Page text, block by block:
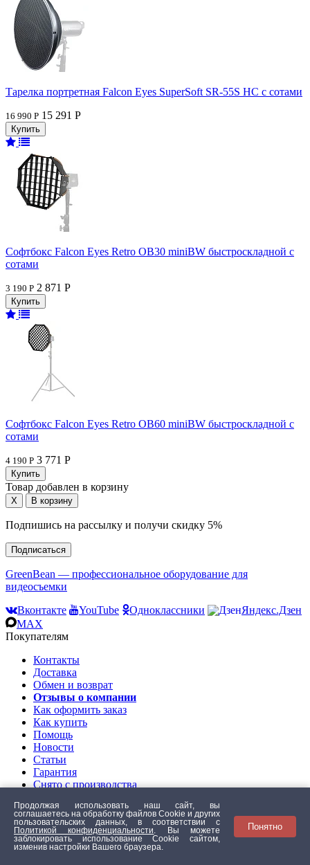
Тарелка портретная Falcon Eyes SuperSoft SR-55S HC c сотами
16 990 Р 15 291 Р
Софтбокс Falcon Eyes Retro OB30 miniBW быстроскладной с
сотами
3 190 Р 2 871 Р
Софтбокс Falcon Eyes Retro OB60 miniBW быстроскладной с
сотами
4 190 Р 3 771 Р
Товар добавлен в корзину
Подпишись на рассылку и получи скидку 5%
Подписаться
GreenBean — профессиональное оборудование для
видеосъемки
Вконтакте
YouTube Одноклассники
Яндекс.Дзен
MAX
Покупателям
Контакты
Доставка
Обмен и возврат
Отзывы о компании
Как оформить заказ
Как купить
Помощь
Новости
Статьи
Гарантия
Снято с производства
Согласие использования
Обработка данных
Оптовикам
О нас
Продолжая использовать наш сайт, вы
соглашаетесь на обработку файлов Сookie и других
пользовательских данных, в соответствии с
Политикой конфиденциальности
. Вы можете
заблокировать использование Cookie сайтом,
изменив настройки Вашего браузера.
Понятно